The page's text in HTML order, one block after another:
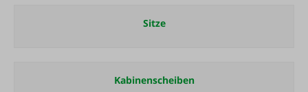
Sitze
Kabinenscheiben